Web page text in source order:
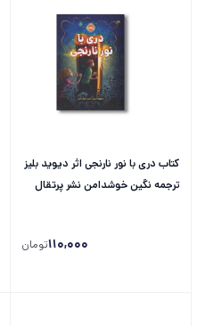
کتاب دری با نور نارنجی اثر دیوید بلیز
ترجمه نگین خوشدامن نشر پرتقال
110,000تومان